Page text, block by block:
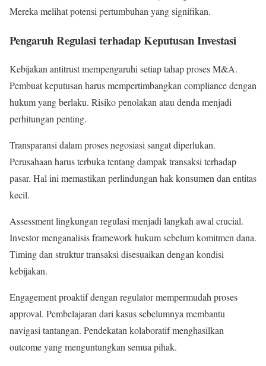
Mereka melihat potensi pertumbuhan yang signifikan.
Pengaruh Regulasi terhadap Keputusan Investasi
Kebijakan antitrust mempengaruhi setiap tahap proses M&A.
Pembuat keputusan harus mempertimbangkan compliance dengan
hukum yang berlaku. Risiko penolakan atau denda menjadi
perhitungan penting.
Transparansi dalam proses negosiasi sangat diperlukan.
Perusahaan harus terbuka tentang dampak transaksi terhadap
pasar. Hal ini memastikan perlindungan hak konsumen dan entitas
kecil.
Assessment lingkungan regulasi menjadi langkah awal crucial.
Investor menganalisis framework hukum sebelum komitmen dana.
Timing dan struktur transaksi disesuaikan dengan kondisi
kebijakan.
Engagement proaktif dengan regulator mempermudah proses
approval. Pembelajaran dari kasus sebelumnya membantu
navigasi tantangan. Pendekatan kolaboratif menghasilkan
outcome yang menguntungkan semua pihak.